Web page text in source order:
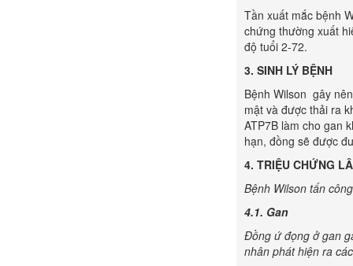
Tần xuất mắc bệnh
chứng thường xuất
độ tuổi 2-72.
3. SINH LÝ BỆNH
Bệnh Wilson gây
mật và được thải ra
ATP7B làm cho gan
hạn, đồng sẽ được
4. TRIỆU CHỨNG
Bệnh Wilson tấn
4.1. Gan
Đồng ứ đọng ở gan
nhân phát hiện ra